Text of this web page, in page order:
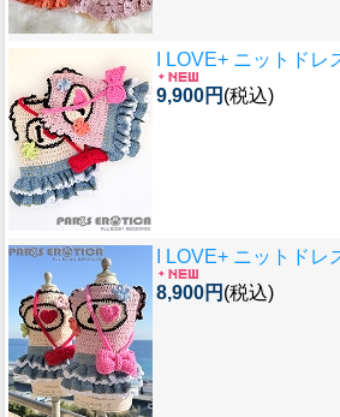
I LOVE+ ニットドレ
9,900円 (税込)
I LOVE+ ニットドレ
8,900円 (税込)